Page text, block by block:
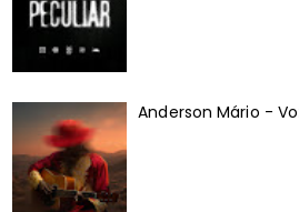
Anderson Mário -